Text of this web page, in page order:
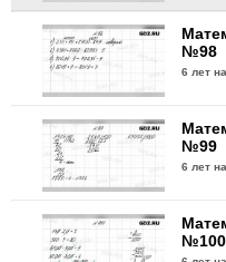
№98
6 лет
№99
6 лет
№100